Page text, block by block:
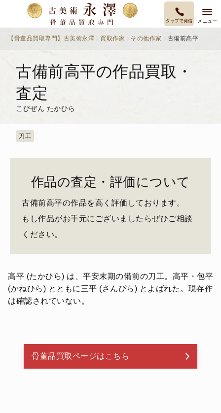
タップで発信 メニュー
【骨董品買取専門】古美術永澤 買取作家 その他作家 古備前高平
古備前高平の作品買取・
査定
こびぜん たかひら
刀工
作品の査定・評価について
古備前高平の作品を高く評価しております。
もし作品がお手元にございましたらぜひご相談
ください。
高平 (たかひら) は、平安末期の備前の刀工。高平・包平
(かねひら) とともに三平 (さんぴら) とよばれた。現存作
は確認されていない。
骨董品買取ページはこちら